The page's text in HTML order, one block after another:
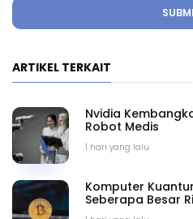
ARTIKEL TERKAIT
1 hari yang lalu
Nvidia
Robot Medis
Komputer
Seberapa Besar